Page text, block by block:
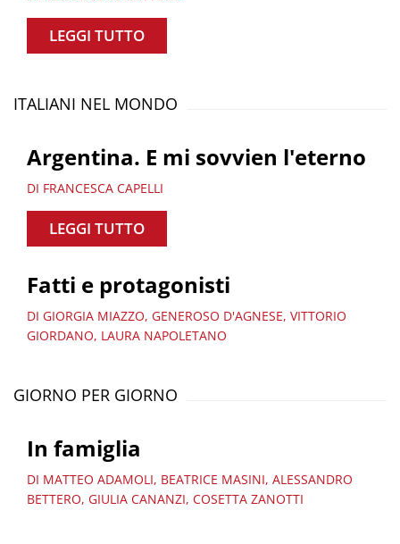
LEGGI TUTTO
ITALIANI NEL MONDO
Argentina. E mi sovvien l'eterno
DI FRANCESCA CAPELLI
LEGGI TUTTO
Fatti e protagonisti
DI GIORGIA MIAZZO, GENEROSO D'AGNESE, VITTORIO
GIORDANO, LAURA NAPOLETANO
GIORNO PER GIORNO
In famiglia
DI MATTEO ADAMOLI, BEATRICE MASINI, ALESSANDRO
BETTERO, GIULIA CANANZI, COSETTA ZANOTTI